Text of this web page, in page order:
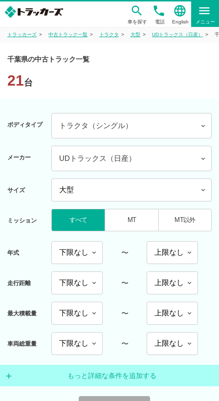
車を探す
phone
電話
language
English
menu
メニュー
トラッカーズ 中古トラック一覧 トラクタ 大型 UDトラックス（日産）
千葉県の中古トラック一覧
21台
ボディタイプ トラクタ（シングル）
メーカー UDトラックス（日産）
サイズ
ミッション すべて MT MT以外
年式 〜
走行距離 〜
最大積載量 〜
車両総重量 〜
もっと詳細な条件を追加する